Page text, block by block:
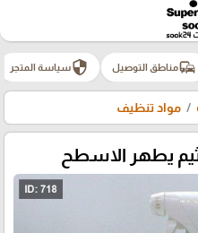
commuteمناطق التوصيل securityسياسة المتجر
مواد تنظيف
يطهر الاسطح